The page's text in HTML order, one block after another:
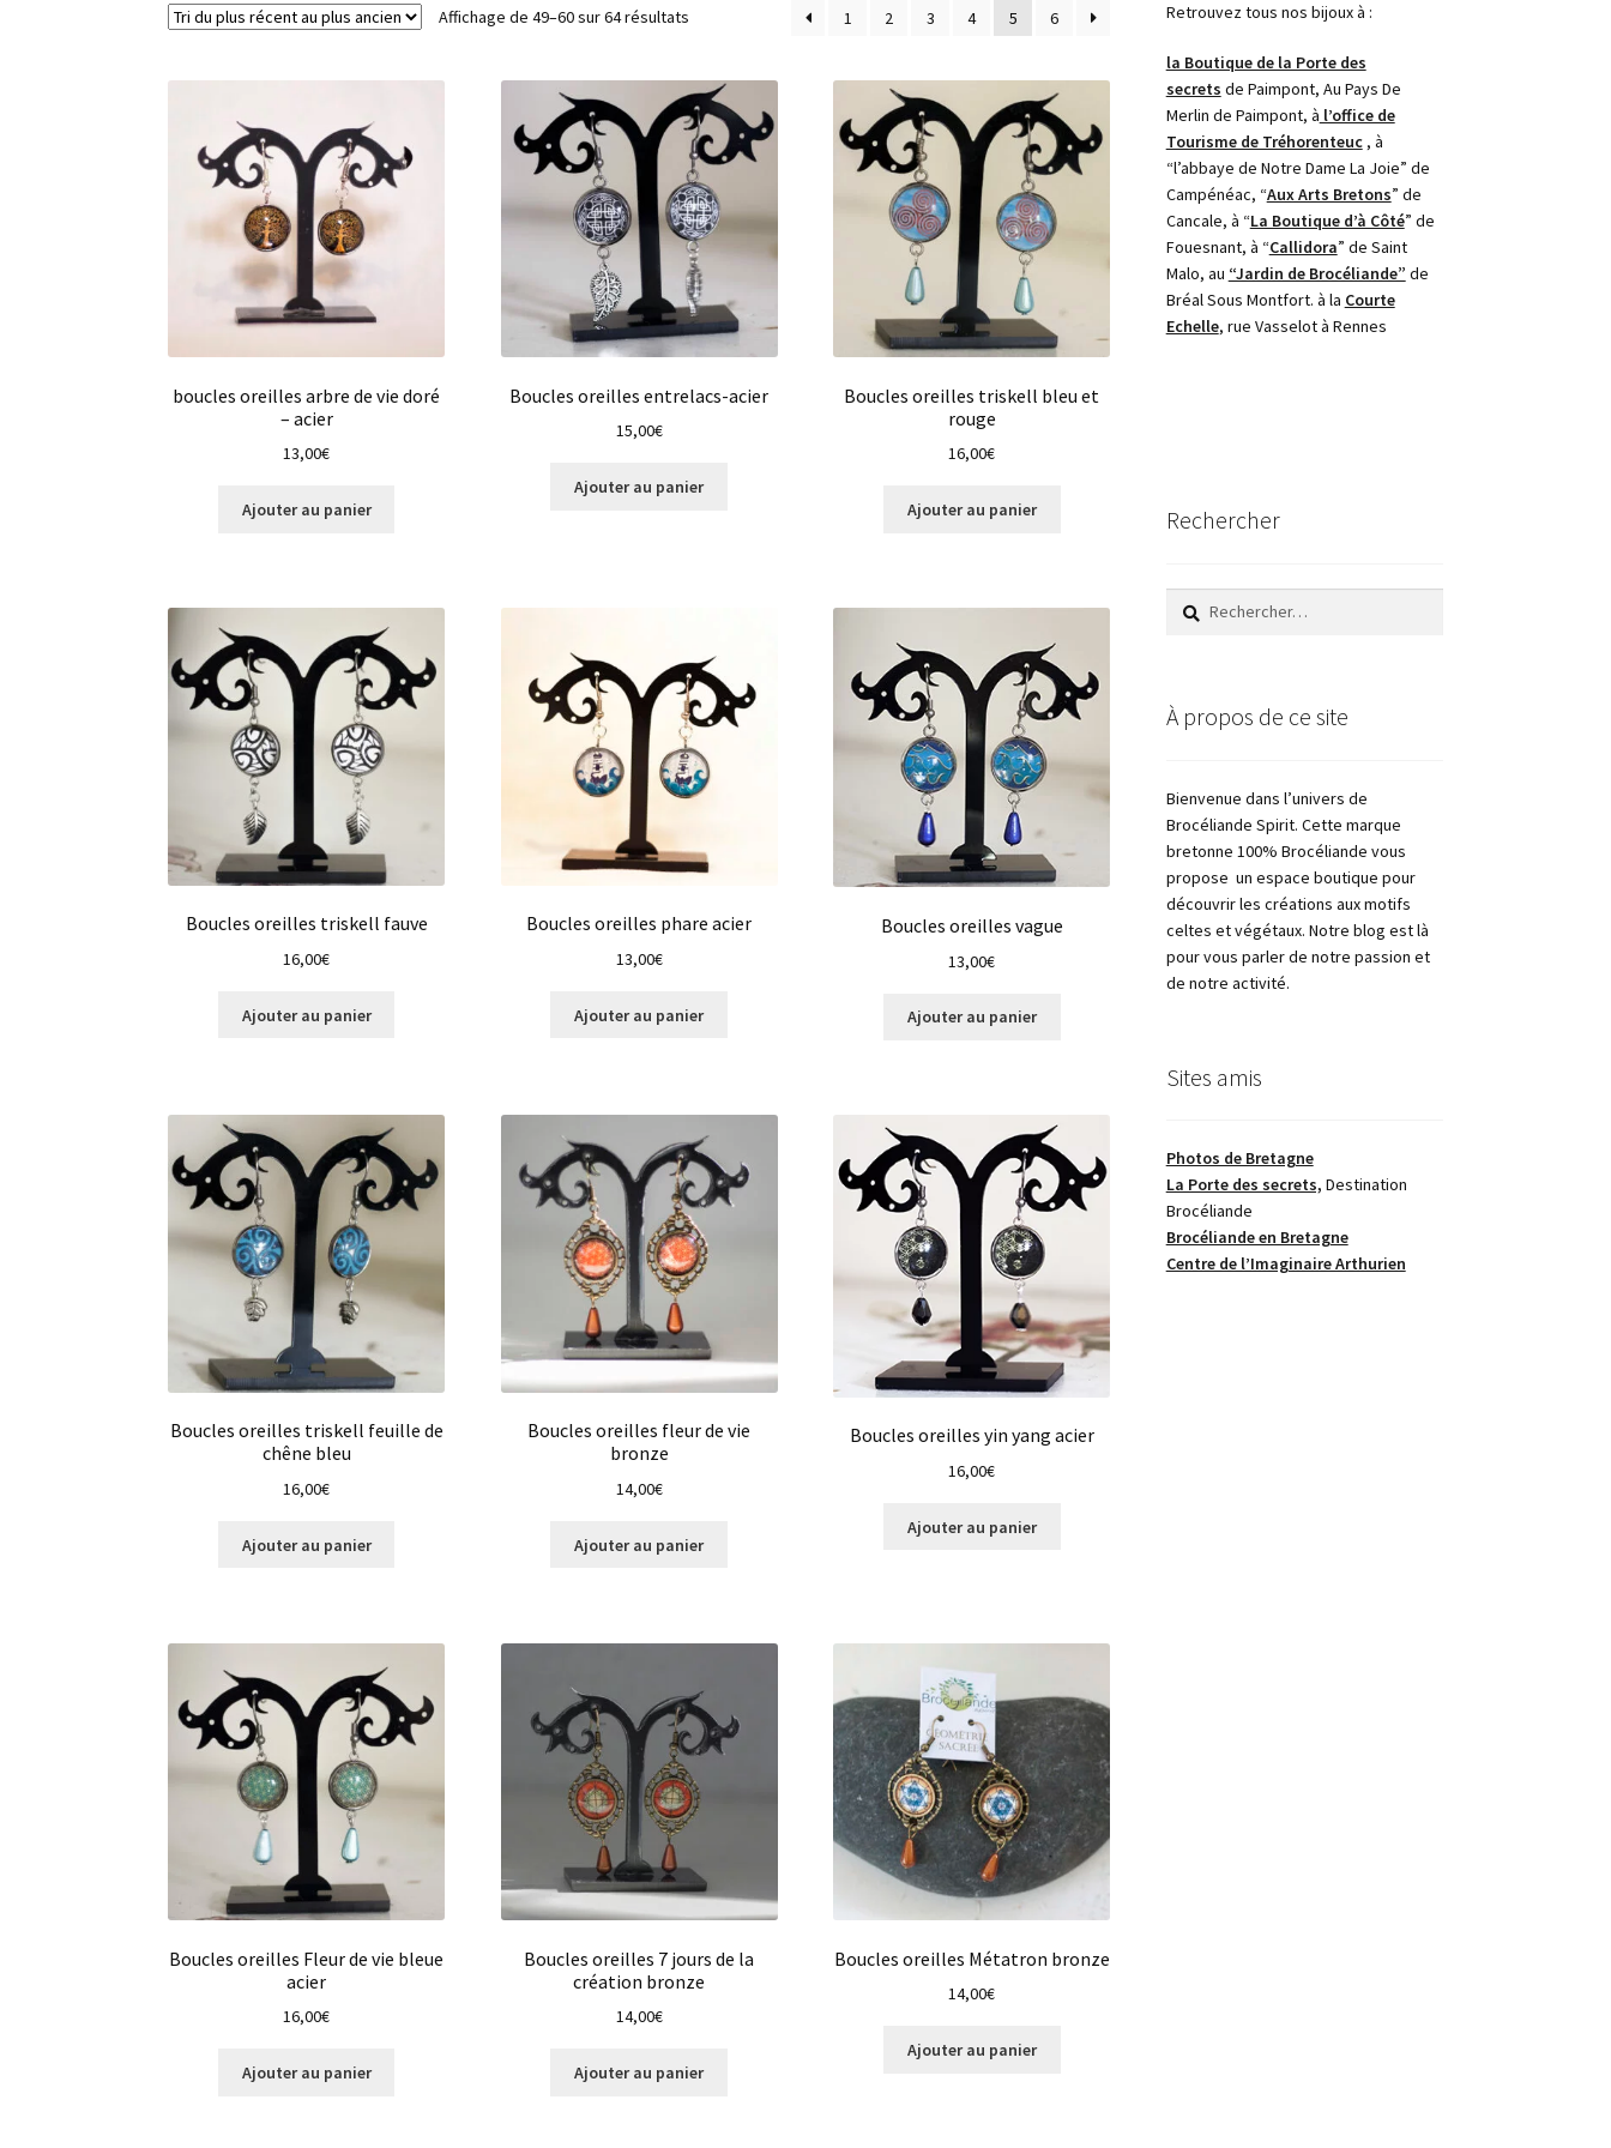
Affichage de 49–60 sur 64 résultats
récent
au
plus
ancien
1 2 3 4 5 6
boucles oreilles arbre de vie doré
– acier
13,00€
Ajouter au panier
Boucles oreilles entrelacs-acier
15,00€
Ajouter au panier
Boucles oreilles triskell bleu et
rouge
16,00€
Ajouter au panier
Boucles oreilles triskell fauve
16,00€
Ajouter au panier
Boucles oreilles phare acier
13,00€
Ajouter au panier
Boucles oreilles vague
13,00€
Ajouter au panier
Boucles oreilles triskell feuille de
chêne bleu
16,00€
Ajouter au panier
Boucles oreilles fleur de vie
bronze
14,00€
Ajouter au panier
Boucles oreilles yin yang acier
16,00€
Ajouter au panier
Boucles oreilles Fleur de vie bleue
acier
16,00€
Ajouter au panier
Boucles oreilles 7 jours de la
création bronze
14,00€
Ajouter au panier
Boucles oreilles Métatron bronze
14,00€
Ajouter au panier
Retrouvez tous nos bijoux à :
la Boutique de la Porte des
secrets de Paimpont, Au Pays De
Merlin de Paimpont, à l’office de
Tourisme de Tréhorenteuc, à
“l’abbaye de Notre Dame La Joie” de
Campénéac, “Aux Arts Bretons” de
Cancale, à “La Boutique d’à Côté” de
Fouesnant, à “Callidora” de Saint
Malo, au “Jardin de Brocéliande” de
Bréal Sous Montfort. à la Courte
Echelle, rue Vasselot à Rennes
Rechercher
Rechercher :
À propos de ce site
Bienvenue dans l’univers de
Brocéliande Spirit. Cette marque
bretonne 100% Brocéliande vous
propose un espace boutique pour
découvrir les créations aux motifs
celtes et végétaux. Notre blog est là
pour vous parler de notre passion et
de notre activité.
Sites amis
Photos de Bretagne
La Porte des secrets, Destination
Brocéliande
Brocéliande en Bretagne
Centre de l’Imaginaire Arthurien